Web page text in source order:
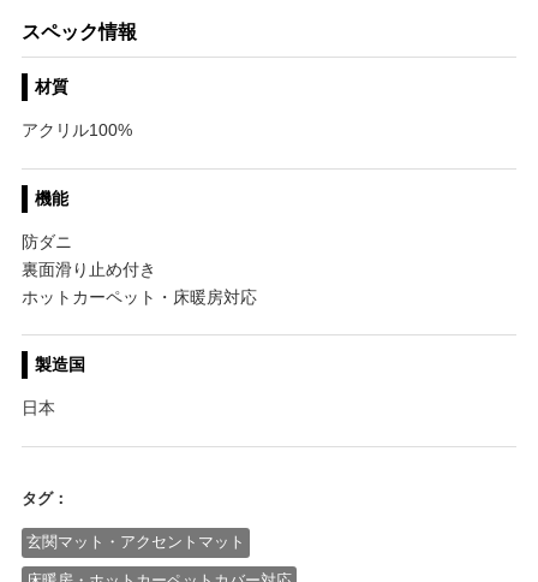
スペック情報
材質
アクリル100%
機能
防ダニ
裏面滑り止め付き
ホットカーペット・床暖房対応
製造国
日本
タグ：
玄関マット・アクセントマット